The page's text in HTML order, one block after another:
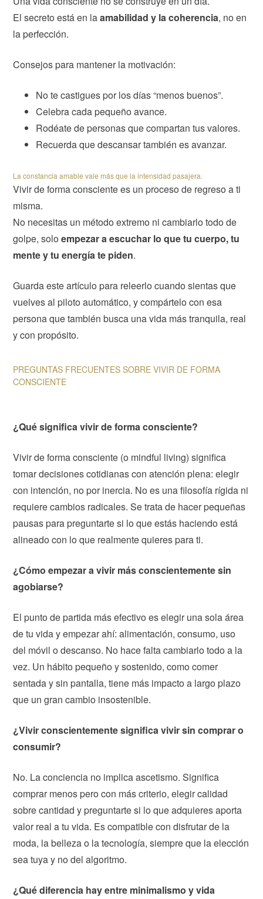
El secreto está en laamabilidad y la coherencia, no en
la perfección.
Consejos para mantener la motivación:
No te castigues por los días “menos buenos”.
Celebra cada pequeño avance.
Rodéate de personas que compartan tus valores.
Recuerda que descansar también es avanzar.
La constancia amable vale más que la intensidad pasajera.
Vivir de forma consciente es un proceso de regreso a ti
misma.
No necesitas un método extremo ni cambiarlo todo de
golpe, solo empezar a escuchar lo que tu cuerpo, tu
mente y tu energía te piden.
Guarda este artículo para releerlo cuando sientas que
vuelves al piloto automático, y compártelo con esa
persona que también busca una vida más tranquila, real
y con propósito.
PREGUNTAS FRECUENTES SOBRE VIVIR DE FORMA
CONSCIENTE
¿Qué significa vivir de forma consciente?
Vivir de forma consciente (o mindful living) significa
tomar decisiones cotidianas con atención plena: elegir
con intención, no por inercia. No es una filosofía rígida ni
requiere cambios radicales. Se trata de hacer pequeñas
pausas para preguntarte si lo que estás haciendo está
alineado con lo que realmente quieres para ti.
¿Cómo empezar a vivir más conscientemente sin
agobiarse?
El punto de partida más efectivo es elegir una sola área
de tu vida y empezar ahí: alimentación, consumo, uso
del móvil o descanso. No hace falta cambiarlo todo a la
vez. Un hábito pequeño y sostenido, como comer
sentada y sin pantalla, tiene más impacto a largo plazo
que un gran cambio insostenible.
¿Vivir conscientemente significa vivir sin comprar o
consumir?
No. La conciencia no implica ascetismo. Significa
comprar menos pero con más criterio, elegir calidad
sobre cantidad y preguntarte si lo que adquieres aporta
valor real a tu vida. Es compatible con disfrutar de la
moda, la belleza o la tecnología, siempre que la elección
sea tuya y no del algoritmo.
¿Qué diferencia hay entre minimalismo y vida